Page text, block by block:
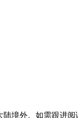
境外。 如需跟进阅